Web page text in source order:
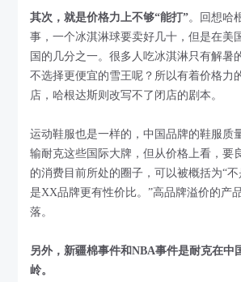
其次，就是价格力上不够“能打”。回想哈
事，一个冰淇淋球要卖好几十，但是在美
国的几分之一。很多人吃冰淇淋只有解暑
不选择更便宜的雪王呢？所以有着价格力
店，哈根达斯则改写不了闭店的剧本。
运动鞋服也是一样的，中国品牌的鞋服质
输耐克这些国际大牌，但从价格上看，要
的消费目前所处的圈子，可以被概括为“
是XX品牌更有性价比。”高品牌溢价的产
落。
另外，新疆棉事件和NBA事件是耐克在中
岭。